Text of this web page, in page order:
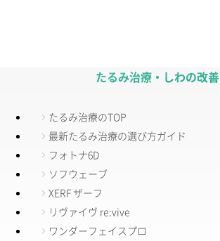
たるみ治療・しわの改善
たるみ治療のTOP
最新たるみ治療の選び方ガイド
フォトナ6D
ソフウェーブ
XERF ザーフ
リヴァイヴ re:vive
ワンダーフェイスプロ